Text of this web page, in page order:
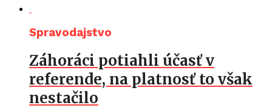
Spravodajstvo
Záhoráci potiahli účasť v
referende, na platnosť to však
nestačilo